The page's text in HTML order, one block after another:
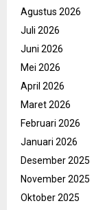
Agustus 2026
Juli 2026
Juni 2026
Mei 2026
April 2026
Maret 2026
Februari 2026
Januari 2026
Desember 2025
November 2025
Oktober 2025